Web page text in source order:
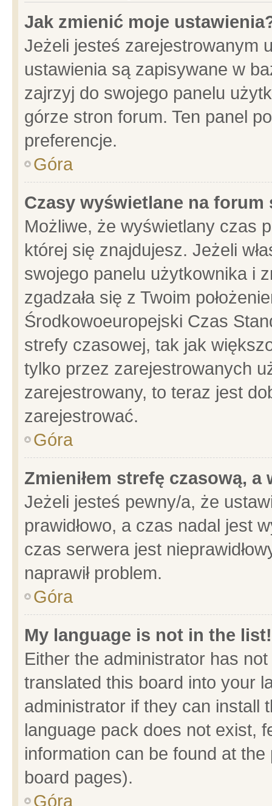
Jak zmienić moje
Jeżeli jesteś zarejestrowanym
ustawienia są zapisywane w
zajrzyj do swojego panelu
górze stron forum. Ten panel
preferencje.
Góra
Czasy wyświetlane na forum
Możliwe, że wyświetlany czas
której się znajdujesz. Jeżeli
swojego panelu użytkownika i
zgadzała się z Twoim
Środkowoeuropejski Czas
strefy czasowej, tak jak
tylko przez zarejestrowanych
zarejestrowany, to teraz jest
zarejestrować.
Góra
Zmieniłem strefę czasową,
Jeżeli jesteś pewny/a, że
prawidłowo, a czas nadal jest
czas serwera jest
naprawił problem.
Góra
My language is not in the list!
Either the administrator has
translated this board into your
administrator if they can install
language pack does not exist,
information can be found at
board pages).
Góra